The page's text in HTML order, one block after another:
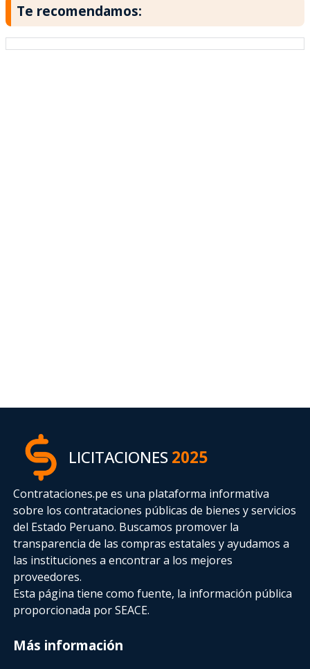
Te recomendamos:
LICITACIONES2025
Contrataciones.pe es una plataforma informativa
sobre los contrataciones públicas de bienes y servicios
del Estado Peruano. Buscamos promover la
transparencia de las compras estatalesy ayudamos a
las instituciones a encontrar a los mejores
proveedores.
Esta página tiene como fuente, la información pública
proporcionada por SEACE.
Más información